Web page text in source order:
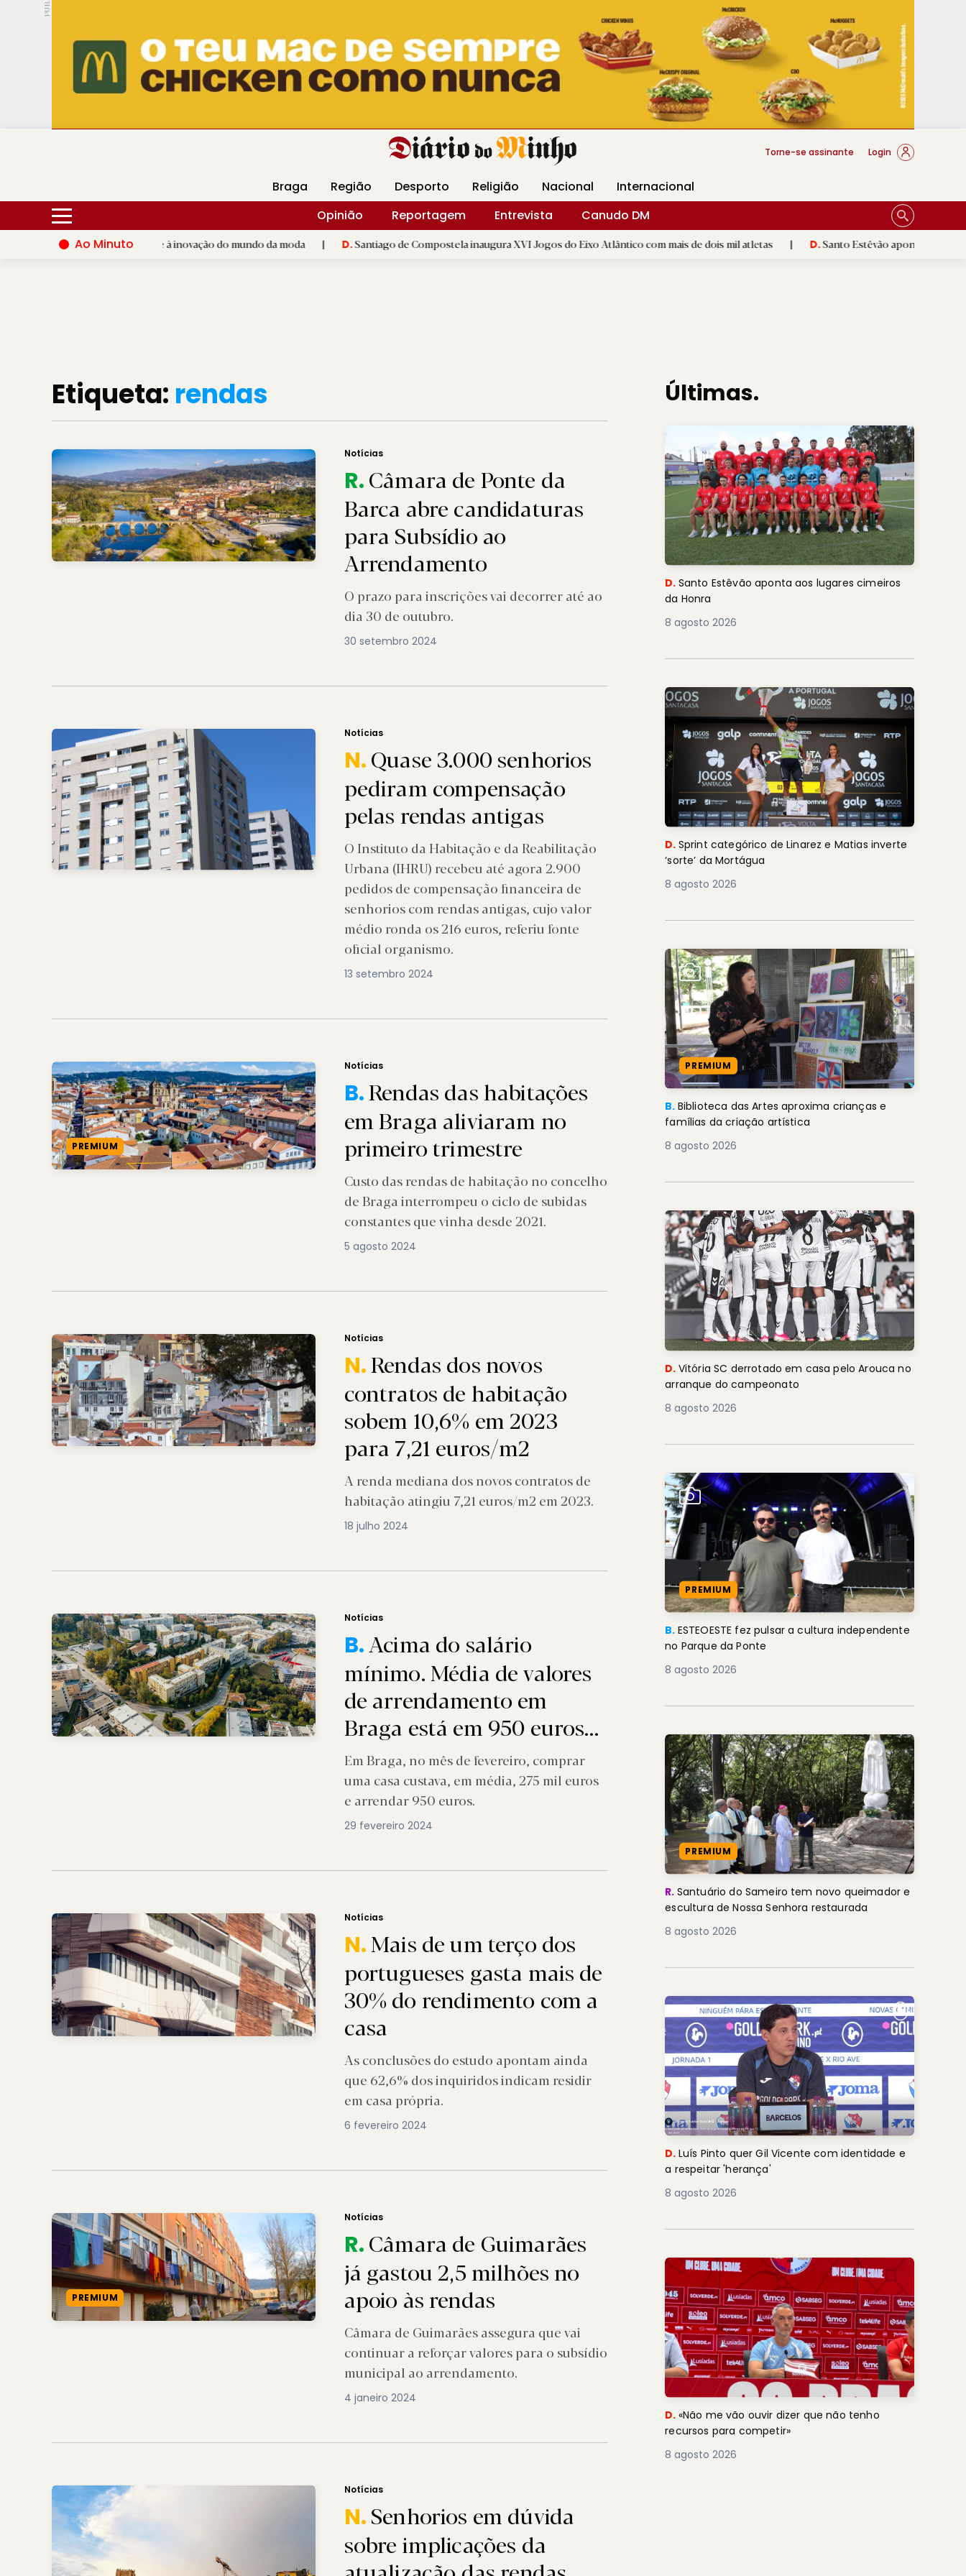
PUB.
Hoje 16ºC 28ºC DMtv Revista Minha Gráfica DM Livraria DM Arquidiocese Braga
Torne-se assinante Login
Braga Região Desporto Religião Nacional
Internacional
Opinião
Reportagem Entrevista
Canudo DM
Ao Minuto
dá palco ao talento e à inovação do mundo da moda | D.Santiago de Compostela inaugura XVI Jogos do Eixo Atlântico com mais de dois mil atletas | D.Santo Estêvão aponta aos lugares cimeiros
Etiqueta: rendas
Notícias
R.Câmara de Ponte da
Barca abre candidaturas
para Subsídio ao
Arrendamento
O prazo para inscrições vai decorrer até ao
dia 30 de outubro.
30 setembro 2024
Notícias
N.Quase 3.000 senhorios
pediram compensação
pelas rendas antigas
O Instituto da Habitação e da Reabilitação
Urbana (IHRU) recebeu até agora 2.900
pedidos de compensação financeira de
senhorios com rendas antigas, cujo valor
médio ronda os 216 euros, referiu fonte
oficial organismo.
13 setembro 2024
PREMIUM
Notícias
B.Rendas das habitações
em Braga aliviaram no
primeiro trimestre
Custo das rendas de habitação no concelho
de Braga interrompeu o ciclo de subidas
constantes que vinha desde 2021.
5 agosto 2024
Notícias
N.Rendas dos novos
contratos de habitação
sobem 10,6% em 2023
para 7,21 euros/m2
A renda mediana dos novos contratos de
habitação atingiu 7,21 euros/m2 em 2023.
18 julho 2024
Notícias
B.Acima do salário
mínimo. Média de valores
de arrendamento em
Braga está em 950 euros
em fevereiro
Em Braga, no mês de fevereiro, comprar
uma casa custava, em média, 275 mil euros
e arrendar 950 euros.
29 fevereiro 2024
Notícias
N.Mais de um terço dos
portugueses gasta mais de
30% do rendimento com a
casa
As conclusões do estudo apontam ainda
que 62,6% dos inquiridos indicam residir
em casa própria.
6 fevereiro 2024
PREMIUM
Notícias
R.Câmara de Guimarães
já gastou 2,5 milhões no
apoio às rendas
Câmara de Guimarães assegura que vai
continuar a reforçar valores para o subsídio
municipal ao arrendamento.
4 janeiro 2024
Notícias
N.Senhorios em dúvida
sobre implicações da
Últimas.
D. Santo Estêvão aponta aos lugares cimeiros
da Honra
8 agosto 2026
D. Sprint categórico de Linarez e Matias inverte
‘sorte’ da Mortágua
8 agosto 2026
PREMIUM
B. Biblioteca das Artes aproxima crianças e
famílias da criação artística
8 agosto 2026
D. Vitória SC derrotado em casa pelo Arouca no
arranque do campeonato
8 agosto 2026
PREMIUM
B. ESTEOESTE fez pulsar a cultura independente
no Parque da Ponte
8 agosto 2026
PREMIUM
R. Santuário do Sameiro tem novo queimador e
escultura de Nossa Senhora restaurada
8 agosto 2026
D. Luís Pinto quer Gil Vicente com identidade e
a respeitar 'herança'
8 agosto 2026
D. «Não me vão ouvir dizer que não tenho
recursos para competir»
8 agosto 2026